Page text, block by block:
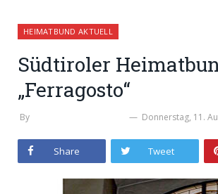
HEIMATBUND AKTUELL
Südtiroler
„Ferragosto“
By Donnerstag, 11.
Share Tweet